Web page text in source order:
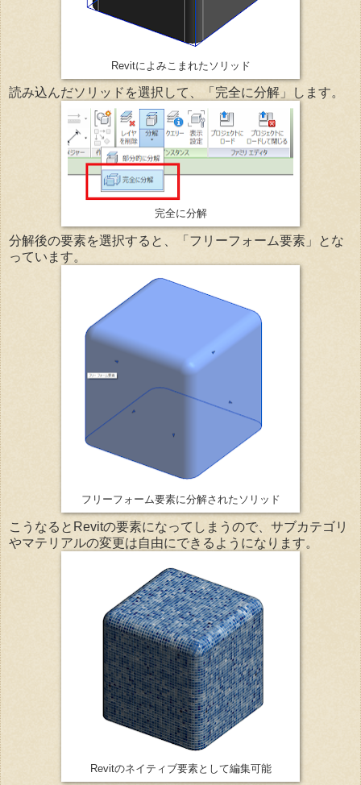
Revitによみこまれたソリッド
読み込んだソリッドを選択して、「完全に分解」します。
完全に分解
分解後の要素を選択すると、「フリーフォーム要素」とな
っています。
フリーフォーム要素に分解されたソリッド
こうなるとRevitの要素になってしまうので、サブカテゴリ
やマテリアルの変更は自由にできるようになります。
Revitのネイティブ要素として編集可能